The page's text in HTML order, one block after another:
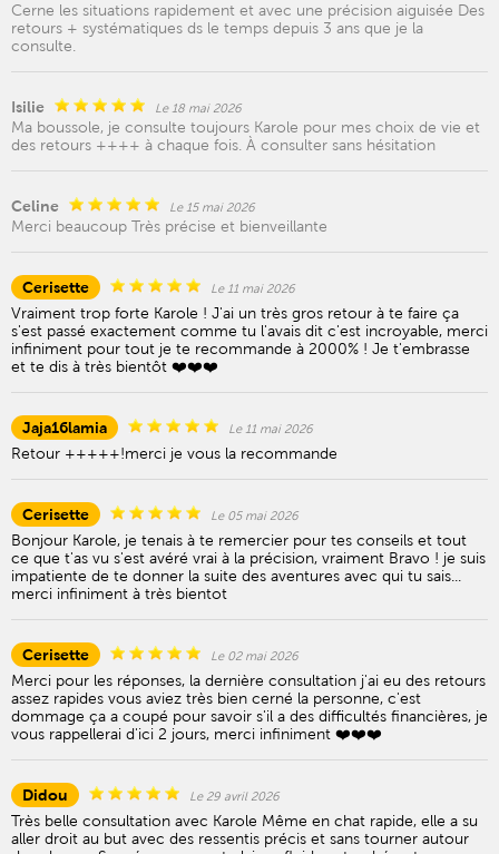
Cerne les situations rapidement et avec une précision aiguisée Des
retours + systématiques ds le temps depuis 3 ans que je la
consulte.
Isilie Le 18 mai 2026
Ma boussole, je consulte toujours Karole pour mes choix de vie et
des retours ++++ à chaque fois. À consulter sans hésitation
Celine Le 15 mai 2026
Merci beaucoup Très précise et bienveillante
Cerisette Le 11 mai 2026
Vraiment trop forte Karole ! J'ai un très gros retour à te faire ça
s'est passé exactement comme tu l'avais dit c'est incroyable, merci
infiniment pour tout je te recommande à 2000% ! Je t'embrasse
et te dis à très bientôt ❤️❤️❤️
Jaja16lamia Le 11 mai 2026
Retour +++++!merci je vous la recommande
Cerisette Le 05 mai 2026
Bonjour Karole, je tenais à te remercier pour tes conseils et tout
ce que t'as vu s'est avéré vrai à la précision, vraiment Bravo ! je suis
impatiente de te donner la suite des aventures avec qui tu sais...
merci infiniment à très bientot
Cerisette Le 02 mai 2026
Merci pour les réponses, la dernière consultation j'ai eu des retours
assez rapides vous aviez très bien cerné la personne, c'est
dommage ça a coupé pour savoir s'il a des difficultés financières, je
vous rappellerai d'ici 2 jours, merci infiniment ❤️❤️❤️
Didou Le 29 avril 2026
Très belle consultation avec Karole Même en chat rapide, elle a su
aller droit au but avec des ressentis précis et sans tourner autour